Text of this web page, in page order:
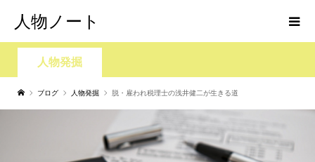
人物ノート
人物発掘
ブログ 人物発掘 脱・雇われ税理士の浅井健二が生きる道